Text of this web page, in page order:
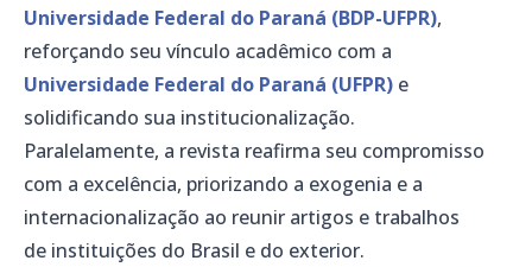
Universidade Federal do Paraná (BDP-UFPR),
reforçando seu vínculo acadêmico com a
Universidade Federal do Paraná (UFPR) e
solidificando sua institucionalização.
Paralelamente, a revista reafirma seu compromisso
com a excelência, priorizando a exogenia e a
internacionalização ao reunir artigos e trabalhos
de instituições do Brasil e do exterior.